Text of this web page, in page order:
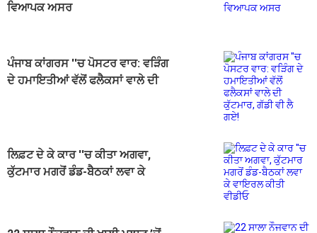
ਵਿਆਪਕ ਅਸਰ
ਪੰਜਾਬ ਕਾਂਗਰਸ ''ਚ ਪੋਸਟਰ ਵਾਰ: ਵੜਿੰਗ
ਦੇ ਹਮਾਇਤੀਆਂ ਵੱਲੋਂ ਫਲੈਕਸਾਂ ਵਾਲੇ ਦੀ
ਲਿਫ਼ਟ ਦੇ ਕੇ ਕਾਰ ''ਚ ਕੀਤਾ ਅਗਵਾ,
ਕੁੱਟਮਾਰ ਮਗਰੋਂ ਡੰਡ-ਬੈਠਕਾਂ ਲਵਾ ਕੇ